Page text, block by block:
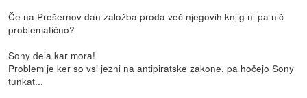
Če na Prešernov dan založba proda več njegovih knjig ni pa nič
problematično?
Sony dela kar mora!
Problem je ker so vsi jezni na antipiratske zakone, pa hočejo Sony
tunkat...